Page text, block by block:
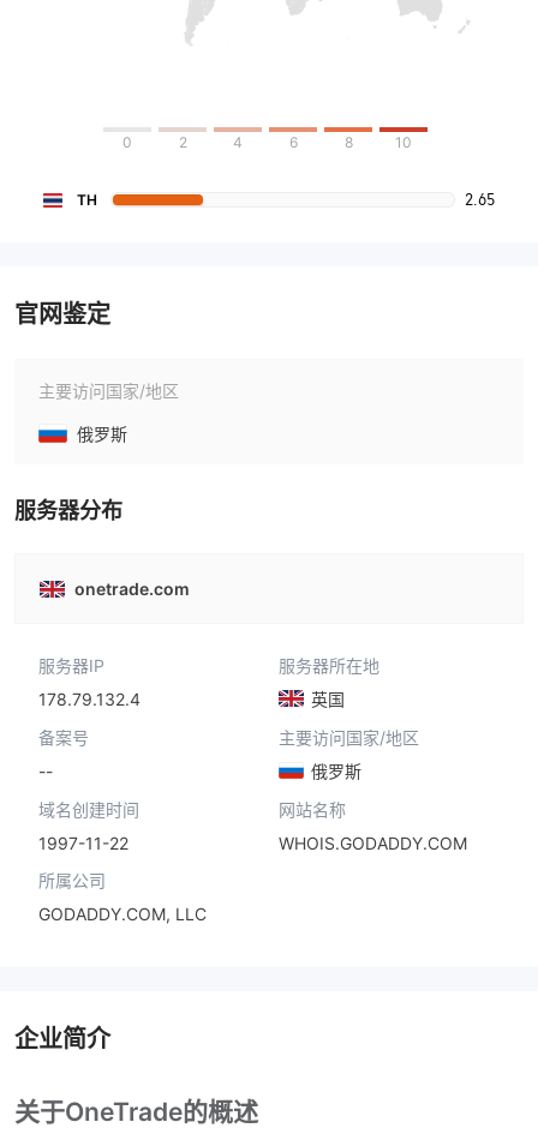
0 2 4 6 8 10
TH 2.65
官网鉴定
主要访问国家/地区
俄罗斯
服务器分布
onetrade.com
服务器IP
178.79.132.4
服务器所在地
英国
备案号
--
主要访问国家/地区
俄罗斯
域名创建时间
1997-11-22
网站名称
WHOIS.GODADDY.COM
所属公司
GODADDY.COM, LLC
企业简介
关于OneTrade的概述